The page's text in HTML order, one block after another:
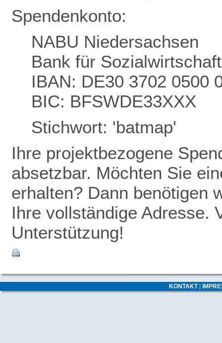
Spendenkonto:
NABU Niedersachsen
Bank für
IBAN: DE30 3702 0500
BIC: BFSWDE33XXX
Stichwort: 'batmap'
Ihre projektbezogene
absetzbar. Möchten Sie
erhalten? Dann benötigen
Ihre vollständige Adresse.
Unterstützung!
KONTAKT|